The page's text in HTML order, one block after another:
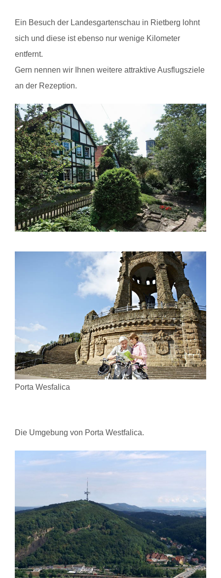
Ein Besuch der Landesgartenschau in Rietberg lohnt
sich und diese ist ebenso nur wenige Kilometer
entfernt.
Gern nennen wir Ihnen weitere attraktive Ausflugsziele
an der Rezeption.
Porta Wesfalica
Die Umgebung von Porta Westfalica.